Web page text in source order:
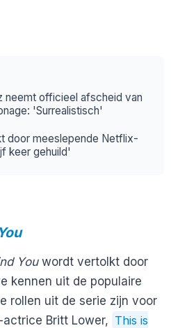
neemt officieel afscheid van
'Surrealistisch'
door meeslepende Netflix-
keer gehuild'
Youwordt vertolkt door
kennen uit de populaire
rollen uit de serie zijn voor
-actrice Britt Lower, This is